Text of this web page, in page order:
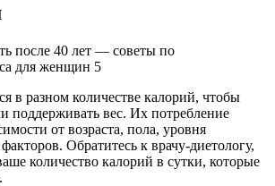
в разном количестве калорий, чтобы
поддерживать вес. Их потребление
от возраста, пола, уровня
Обратитесь к врачу-диетологу,
количество калорий в сутки, которые